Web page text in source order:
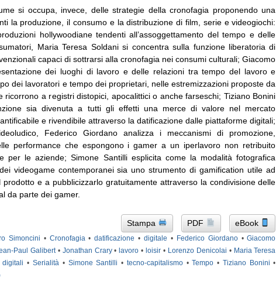
si occupa, invece, delle strategie della cronofagia proponendo una
la produzione, il consumo e la distribuzione di film, serie e videogiochi:
hollywoodiane tendenti all’assoggettamento del tempo e delle
Maria Teresa Soldani si concentra sulla funzione liberatoria di
capaci di sottrarsi alla cronofagia nei consumi culturali; Giacomo
dei luoghi di lavoro e delle relazioni tra tempo del lavoro e
dei lavoratori e tempo dei proprietari, nelle estremizzazioni proposte da
ricorrono a registri distopici, apocalittici o anche farseschi; Tiziano Bonini
sia divenuta a tutti gli effetti una merce di valore nel mercato
e rivendibile attraverso la datificazione dalle piattaforme digitali;
Federico Giordano analizza i meccanismi di promozione,
performance che espongono i gamer a un iperlavoro non retribuito
per le aziende; Simone Santilli esplicita come la modalità fotografica
videogame contemporanei sia uno strumento di gamification utile ad
e a pubblicizzarlo gratuitamente attraverso la condivisione delle
da parte dei gamer.
Stampa PDF eBook
Simoncini • Cronofagia •datificazione •digitale • Federico Giordano•Giacomo
Paul Galibert• Jonathan Crary•lavoro •loisir • Lorenzo Denicolai • Maria Teresa
digitali • Serialità • Simone Santilli • tecno-capitalismo•Tempo • Tiziano Bonini •